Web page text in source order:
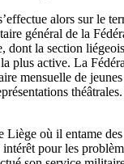
alors sur le
général de la
dont la section
plus active. La
mensuelle de
Liège où il entame
pour les